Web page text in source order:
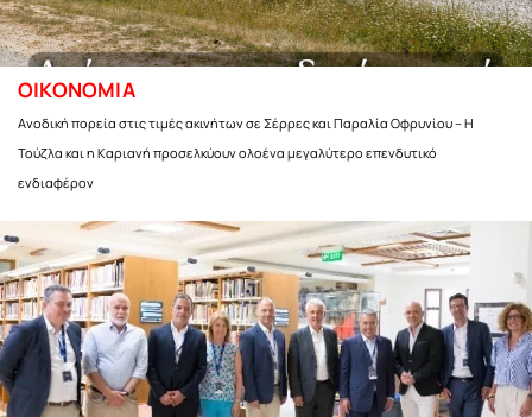
ΟΙΚΟΝΟΜΙΑ
Ανοδική πορεία στις τιμές ακινήτων σε Σέρρες και Παραλία Οφρυνίου – Η
Τούζλα και η Καριανή προσελκύουν ολοένα μεγαλύτερο επενδυτικό
ενδιαφέρον